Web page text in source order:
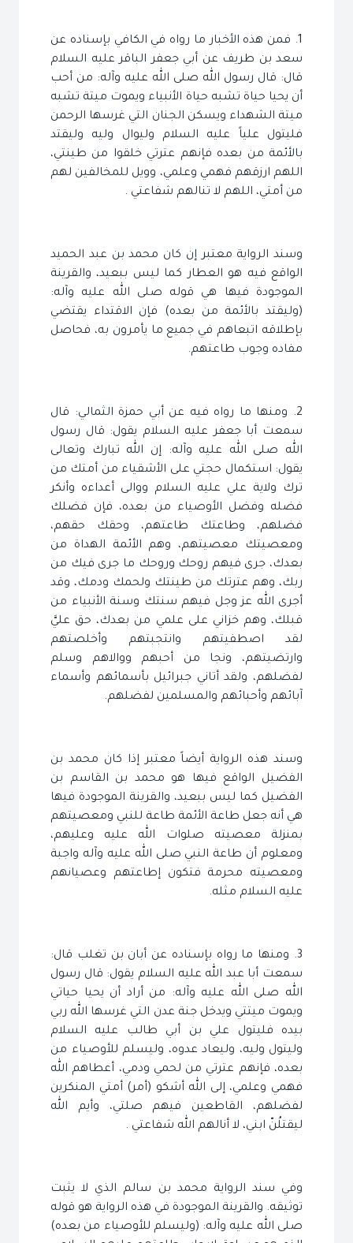
1. فمن هذه الأخبار ما رواه في الكافي بإسناده عن
سعد بن طريف عن أبي جعفر الباقر عليه السلام
قال: قال رسول الله صلى الله عليه وآله: من أحب
أن يحيا حياة تشبه حياة الأنبياء ويموت ميتة تشبه
ميتة الشهداء ويسكن الجنان التي غرسها الرحمن
فليتول علياً عليه السلام وليوال وليه وليقتد
بالأئمة من بعده فإنهم عترتي خلقوا من طينتي،
اللهم ارزقهم فهمي وعلمي، وويل للمخالفين لهم
من أمتي، اللهم لا تنالهم شفاعتي .
وسند الرواية معتبر إن كان محمد بن عبد الحميد
الواقع فيه هو العطار كما ليس ببعيد، والقرينة
الموجودة فيها هي قوله صلى الله عليه وآله:
(وليقتد بالأئمة من بعده) فإن الاقتداء يقتضي
بإطلاقه اتبعاهم في جميع ما يأمرون به، فحاصل
مفاده وجوب طاعتهم.
2. ومنها ما رواه فيه عن أبي حمزة الثمالي: قال
سمعت أبا جعفر عليه السلام يقول: قال رسول
الله صلى الله عليه وآله: إن الله تبارك وتعالى
يقول: استكمال حجتي على الأشقياء من أمتك من
ترك ولاية علي عليه السلام ووالى أعداءه وأنكر
فضله وفضل الأوصياء من بعده، فإن فضلك
فضلهم، وطاعتك طاعتهم، وحقك حقهم،
ومعصيتك معصيتهم، وهم الأئمة الهداة من
بعدك، جرى فيهم روحك وروحك ما جرى فيك من
ربك، وهم عترتك من طينتك ولحمك ودمك، وقد
أجرى الله عز وجل فيهم سنتك وسنة الأنبياء من
قبلك، وهم خزاني على علمي من بعدك، حق عليَّ
لقد اصطفيتهم وانتجبتهم وأخلصتهم
وارتضيتهم، ونجا من أحبهم ووالاهم وسلم
لفضلهم، ولقد أتاني جبرائيل بأسمائهم وأسماء
آبائهم وأحبائهم والمسلمين لفضلهم.
وسند هذه الرواية أيضاً معتبر إذا كان محمد بن
الفضيل الواقع فيها هو محمد بن القاسم بن
الفضيل كما ليس ببعيد، والقرينة الموجودة فيها
هي أنه جعل طاعة الأئمة طاعة للنبي ومعصيتهم
بمنزلة معصيته صلوات الله عليه وعليهم،
ومعلوم أن طاعة النبي صلى الله عليه وآله واجبة
ومعصيته محرمة فتكون إطاعتهم وعصيانهم
عليه السلام مثله.
3. ومنها ما رواه بإسناده عن أبان بن تغلب قال:
سمعت أبا عبد الله عليه السلام يقول: قال رسول
الله صلى الله عليه وآله: من أراد أن يحيا حياتي
ويموت ميتتي ويدخل جنة عدن التي غرسها الله ربي
بيده فليتول علي بن أبي طالب عليه السلام
وليتول وليه، وليعاد عدوه، وليسلم للأوصياء من
بعده، فإنهم عترتي من لحمي ودمي، أعطاهم الله
فهمي وعلمي، إلى الله أشكو (أمر) أمتي المنكرين
لفضلهم، القاطعين فيهم صلتي، وأيم الله
ليقتلُنّ ابني، لا أنالهم الله شفاعتي .
وفي سند الرواية محمد بن سالم الذي لا يثبت
توثيقه. والقرينة الموجودة في هذه الرواية هو قوله
صلى الله عليه وآله: (وليسلم للأوصياء من بعده)